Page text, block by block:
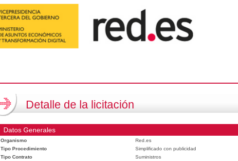
Detalle de la licitación
Datos Generales
Organismo
Red.es
Tipo Procedimiento
Simplificado con publicidad
Tipo Contrato
Suministros